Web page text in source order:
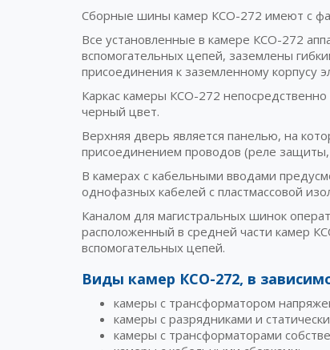
Сборные шины камер КСО-272 имеют с
Все установленные в камере КСО-272
вспомогательных цепей, заземлены
присоединения к заземленному
Каркас камеры КСО-272
черный цвет.
Верхняя дверь является панелью, на
присоединением проводов (реле
В камерах с кабельными вводами
однофазных кабелей с пластмассовой
Каналом для магистральных шинок
расположенный в средней части камер
вспомогательных цепей.
Виды камер КСО-272, в
камеры с трансформатором
камеры с разрядниками и
камеры с трансформаторами